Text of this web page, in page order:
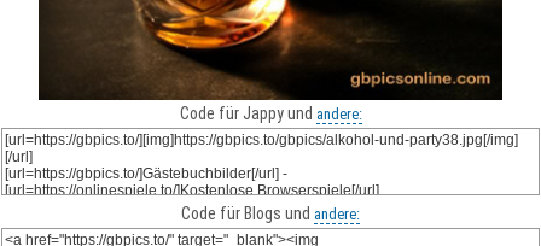
Code für Jappy und andere:
Code für Blogs und andere: